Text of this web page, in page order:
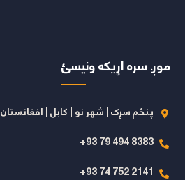
موږ سره اړیکه ونیسئ
پنځم سړک | شهر نو | کابل | افغانستان
8383 494 79 93+
2141 752 74 93+